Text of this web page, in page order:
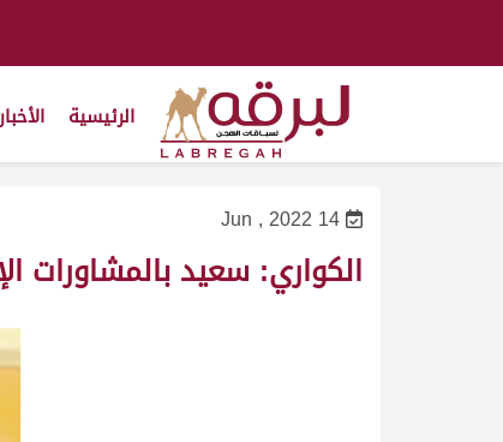
الرئيسية الأخبار
14 Jun , 2022
الكواري: سعيد بالمشاورات